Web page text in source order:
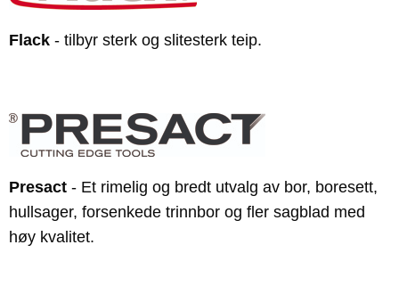
Flack - tilbyr sterk og slitesterk teip.
Presact - Et rimelig og bredt utvalg av bor, boresett,
hullsager, forsenkede trinnbor og fler sagblad med
høy kvalitet.